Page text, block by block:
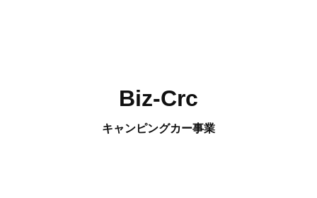
Biz-Crc
キャンピングカー事業